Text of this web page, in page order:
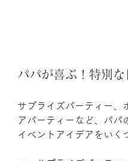
パパが喜ぶ！特別
サプライズパーティー、
アパーティーなど、パパ
イベントアイデアをいく